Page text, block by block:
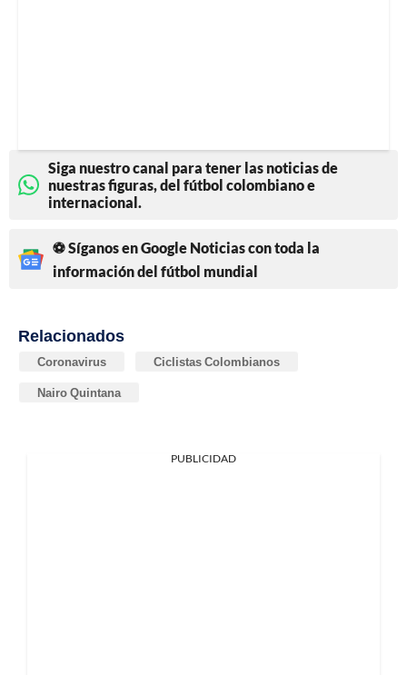
Siga nuestro canal para tener las noticias de
nuestras figuras, del fútbol colombiano e
internacional.
⚽ Síganos en Google Noticias con toda la
información del fútbol mundial
Relacionados
Coronavirus Ciclistas Colombianos
Nairo Quintana
PUBLICIDAD